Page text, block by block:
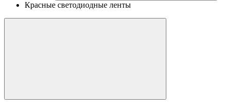
Красные светодиодные ленты